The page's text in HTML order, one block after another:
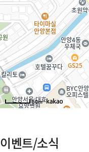
이벤트/소식